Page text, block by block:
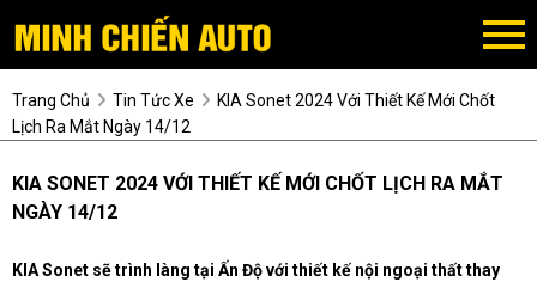
Trang Chủ Tin Tức Xe
KIA Sonet 2024 Với Thiết Kế Mới Chốt
Lịch Ra Mắt Ngày 14/12
KIA SONET 2024 VỚI THIẾT KẾ MỚI CHỐT LỊCH RA MẮT
NGÀY 14/12
KIA Sonet sẽ trình làng tại Ấn Độ với thiết kế nội ngoại thất thay